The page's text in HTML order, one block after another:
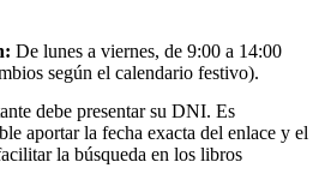
De lunes a viernes, de 9:00 a 14:00
según el calendario festivo).
debe presentar su DNI. Es
aportar la fecha exacta del enlace y el
la búsqueda en los libros